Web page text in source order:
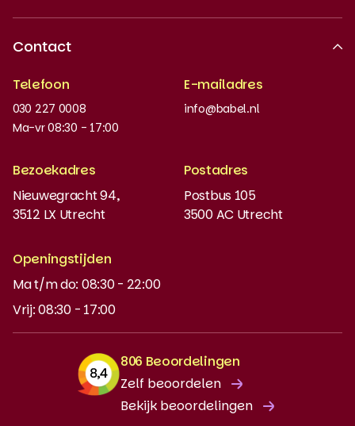
Nieuws en updates
Instaptoets
MyBabel
NT2
DUO-lening
Contact
Telefoon
030 227 0008
Ma-vr 08:30 - 17:00
E-mailadres
info@babel.nl
Bezoekadres
Nieuwegracht 94,
3512 LX Utrecht
Postadres
Postbus 105
3500 AC Utrecht
Openingstijden
Ma t/m do: 08:30 - 22:00
Vrij: 08:30 - 17:00
806 Beoordelingen
Zelf beoordelen
Bekijk beoordelingen